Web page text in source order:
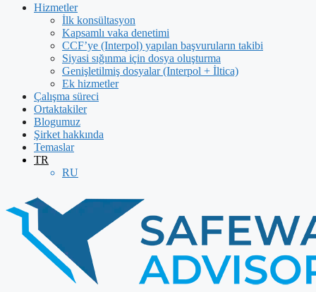
Hizmetler
İlk konsültasyon
Kapsamlı vaka denetimi
CCF’ye (Interpol) yapılan başvuruların takibi
Siyasi sığınma için dosya oluşturma
Genişletilmiş dosyalar (Interpol + İltica)
Ek hizmetler
Çalışma süreci
Ortaktakiler
Blogumuz
Şirket hakkında
Temaslar
TR
RU